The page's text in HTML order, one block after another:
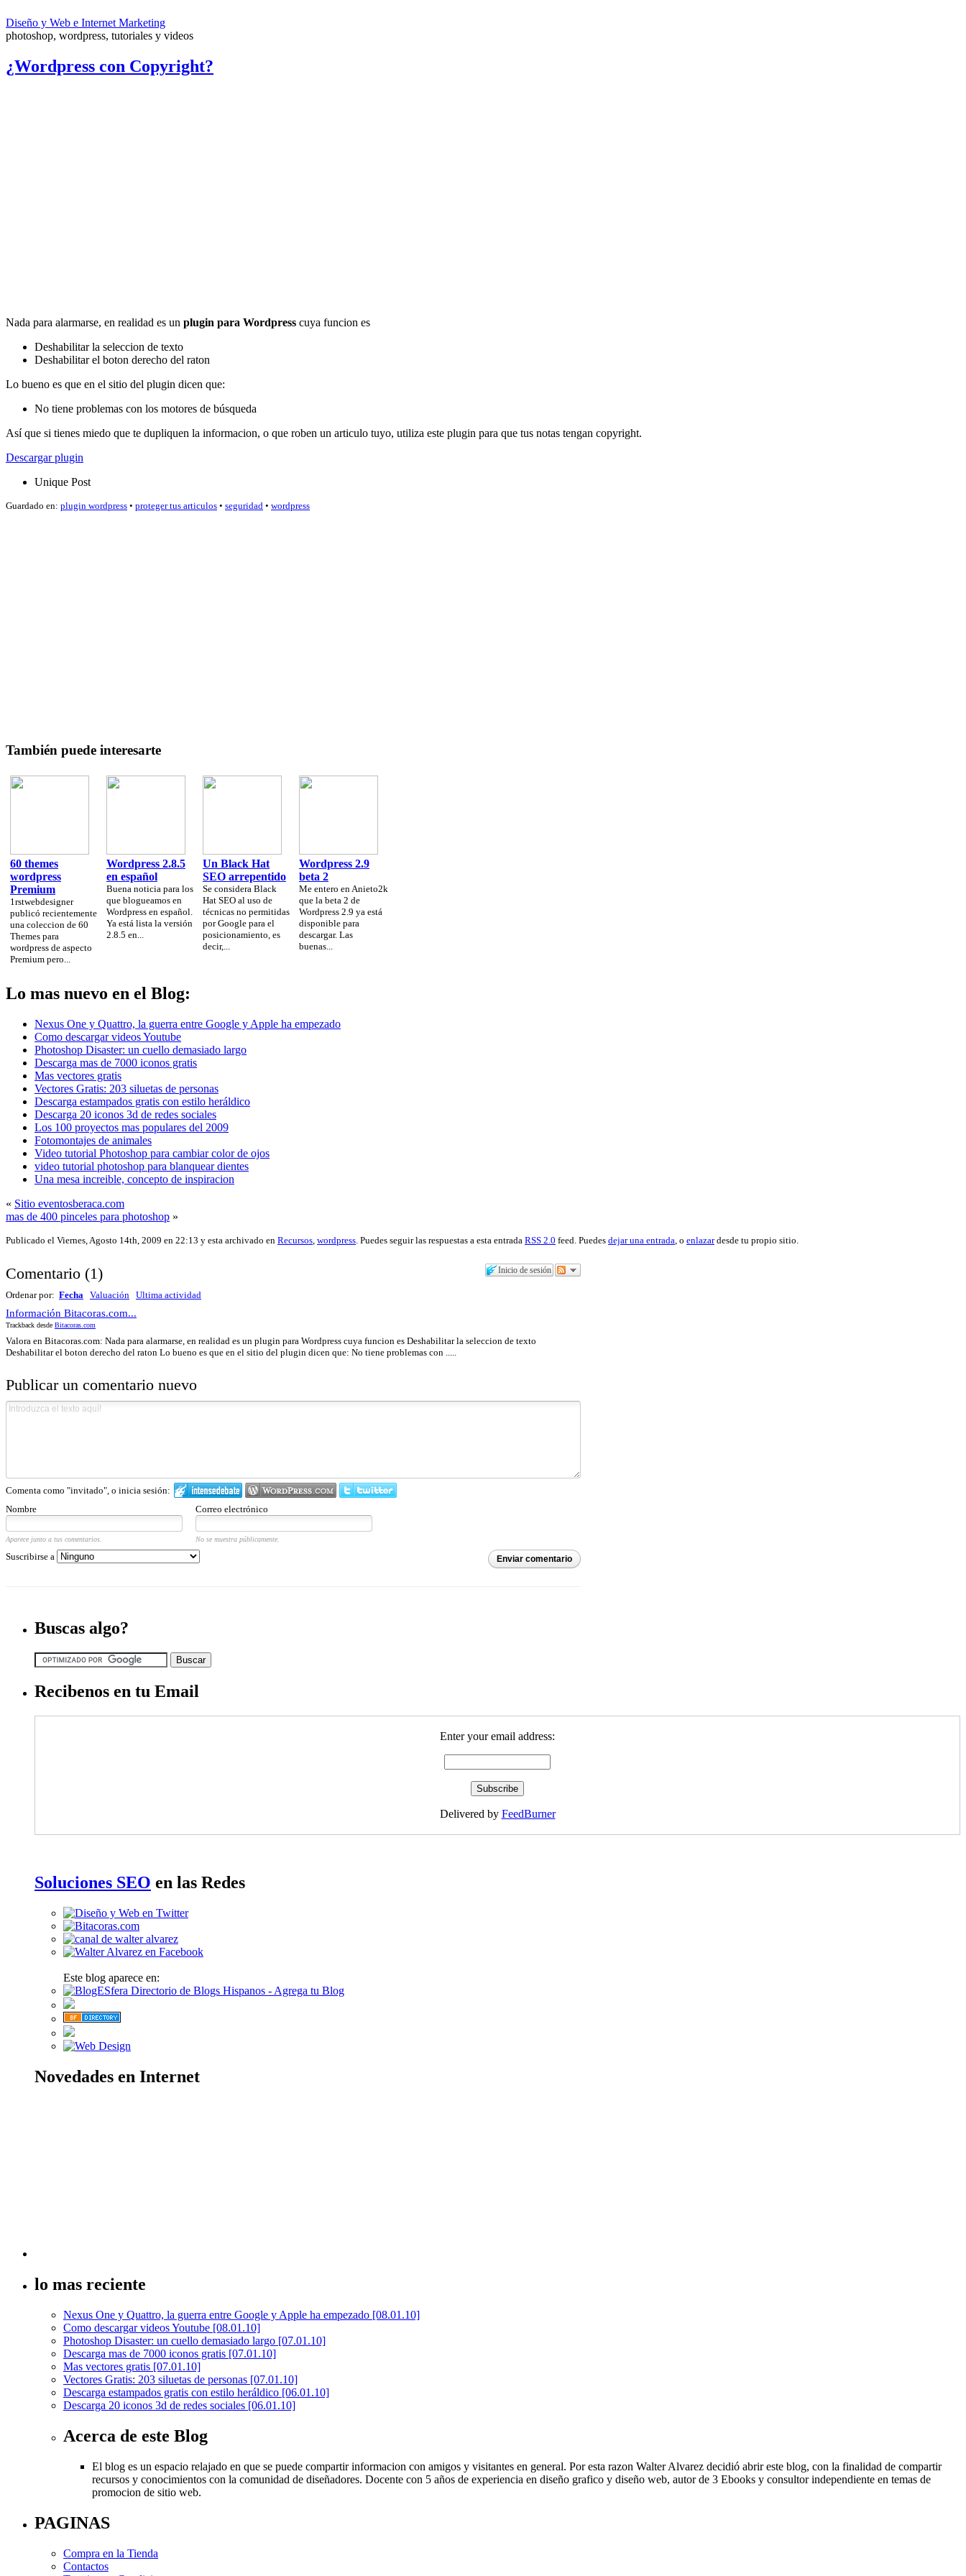
Diseño y Web e Internet Marketing
photoshop, wordpress, tutoriales y videos
¿Wordpress con Copyright?
Nada para alarmarse, en realidad es un plugin para Wordpress cuya funcion es
Deshabilitar la seleccion de texto
Deshabilitar el boton derecho del raton
Lo bueno es que en el sitio del plugin dicen que:
No tiene problemas con los motores de búsqueda
Así que si tienes miedo que te dupliquen la informacion, o que roben un articulo tuyo, utiliza este plugin para que tus notas tengan copyright.
Descargar plugin
Unique Post
Guardado en: plugin wordpress • proteger tus articulos • seguridad • wordpress
También puede interesarte
60 themes
wordpress
Premium
1rstwebdesigner
publicó recientemente
una coleccion de 60
Themes para
wordpress de aspecto
Premium pero...
Wordpress 2.8.5
en español
Buena noticia para los
que blogueamos en
Wordpress en español.
Ya está lista la versión
2.8.5 en...
Un Black Hat
SEO arrepentido
Se considera Black
Hat SEO al uso de
técnicas no permitidas
por Google para el
posicionamiento, es
decir,...
Wordpress 2.9
beta 2
Me entero en Anieto2k
que la beta 2 de
Wordpress 2.9 ya está
disponible para
descargar. Las
buenas...
Lo mas nuevo en el Blog:
Nexus One y Quattro, la guerra entre Google y Apple ha empezado
Como descargar videos Youtube
Photoshop Disaster: un cuello demasiado largo
Descarga mas de 7000 iconos gratis
Mas vectores gratis
Vectores Gratis: 203 siluetas de personas
Descarga estampados gratis con estilo heráldico
Descarga 20 iconos 3d de redes sociales
Los 100 proyectos mas populares del 2009
Fotomontajes de animales
Video tutorial Photoshop para cambiar color de ojos
video tutorial photoshop para blanquear dientes
Una mesa increible, concepto de inspiracion
« Sitio eventosberaca.com
mas de 400 pinceles para photoshop »
Publicado el Viernes, Agosto 14th, 2009 en 22:13 y esta archivado en Recursos, wordpress. Puedes seguir las respuestas a esta entrada RSS 2.0 feed. Puedes dejar una entrada, o enlazardesde tu propio sitio.
Inicio de sesión
Comentario (1)
Ordenar por: Fecha Valuación Ultima actividad
Información Bitacoras.com...
Trackback desde Bitacoras.com
Valora en Bitacoras.com: Nada para alarmarse, en realidad es un plugin para Wordpress cuya funcion es Deshabilitar la seleccion de texto
Deshabilitar el boton derecho del raton Lo bueno es que en el sitio del plugin dicen que: No tiene problemas con .....
Publicar un comentario nuevo
Comenta como "invitado", o inicia sesión:
Nombre
Correo electrónico
Aparece junto a tus comentarios. No se muestra públicamente.
Enviar comentario
Suscribirse a
Buscas algo?
Recibenos en tu Email
Enter your email address:
Delivered by FeedBurner
Soluciones SEO en las Redes
Este blog aparece en:
Novedades en Internet
lo mas reciente
Nexus One y Quattro, la guerra entre Google y Apple ha empezado [08.01.10]
Como descargar videos Youtube [08.01.10]
Photoshop Disaster: un cuello demasiado largo [07.01.10]
Descarga mas de 7000 iconos gratis [07.01.10]
Mas vectores gratis [07.01.10]
Vectores Gratis: 203 siluetas de personas [07.01.10]
Descarga estampados gratis con estilo heráldico [06.01.10]
Descarga 20 iconos 3d de redes sociales [06.01.10]
Acerca de este Blog
El blog es un espacio relajado en que se puede compartir informacion con amigos y visitantes en general. Por esta razon Walter Alvarez decidió abrir este blog, con la finalidad de compartir
recursos y conocimientos con la comunidad de diseñadores. Docente con 5 años de experiencia en diseño grafico y diseño web, autor de 3 Ebooks y consultor independiente en temas de
promocion de sitio web.
PAGINAS
Compra en la Tienda
Contactos